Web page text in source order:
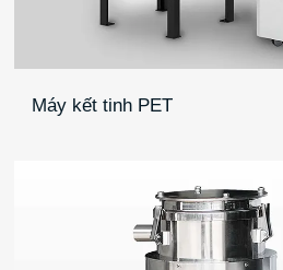
Máy kết tinh PET